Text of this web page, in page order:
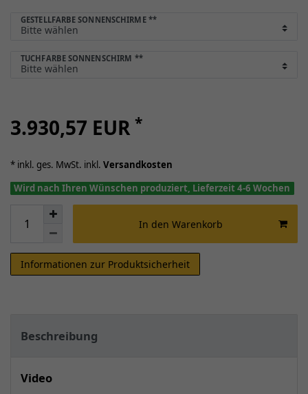
GESTELLFARBE SONNENSCHIRME **
TUCHFARBE SONNENSCHIRM **
3.930,57 EUR *
* inkl. ges. MwSt. inkl. Versandkosten
Wird nach Ihren Wünschen produziert, Lieferzeit 4-6 Wochen
In den Warenkorb
Informationen zur Produktsicherheit
Beschreibung
Video